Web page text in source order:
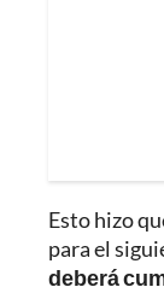
Esto hizo
para el
deberá